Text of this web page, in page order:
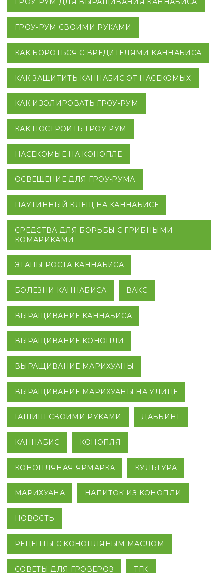
ГРОУ-РУМ ДЛЯ ВЫРАЩИВАНИЯ КАННАБИСА
ГРОУ-РУМ СВОИМИ РУКАМИ
КАК БОРОТЬСЯ С ВРЕДИТЕЛЯМИ КАННАБИСА
КАК ЗАЩИТИТЬ КАННАБИС ОТ НАСЕКОМЫХ
КАК ИЗОЛИРОВАТЬ ГРОУ-РУМ
КАК ПОСТРОИТЬ ГРОУ-РУМ
НАСЕКОМЫЕ НА КОНОПЛЕ
ОСВЕЩЕНИЕ ДЛЯ ГРОУ-РУМА
ПАУТИННЫЙ КЛЕЩ НА КАННАБИСЕ
СРЕДСТВА ДЛЯ БОРЬБЫ С ГРИБНЫМИ
КОМАРИКАМИ
ЭТАПЫ РОСТА КАННАБИСА
БОЛЕЗНИ КАННАБИСА ВАКС
ВЫРАЩИВАНИЕ КАННАБИСА
ВЫРАЩИВАНИЕ КОНОПЛИ
ВЫРАЩИВАНИЕ МАРИХУАНЫ
ВЫРАЩИВАНИЕ МАРИХУАНЫ НА УЛИЦЕ
ГАШИШ СВОИМИ РУКАМИ ДАББИНГ
КАННАБИС КОНОПЛЯ
КОНОПЛЯНАЯ ЯРМАРКА КУЛЬТУРА
МАРИХУАНА НАПИТОК ИЗ КОНОПЛИ
НОВОСТЬ
РЕЦЕПТЫ С КОНОПЛЯНЫМ МАСЛОМ
СОВЕТЫ ДЛЯ ГРОВЕРОВ ТГК